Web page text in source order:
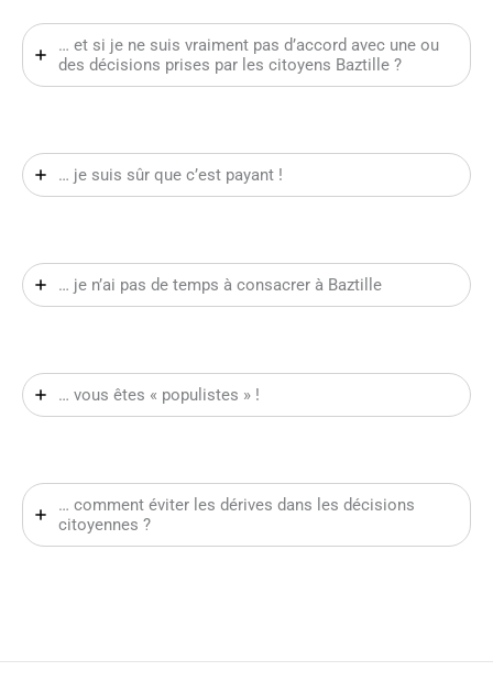
… et si je ne suis vraiment pas d’accord avec une ou
des décisions prises par les citoyens Baztille ?
… je suis sûr que c’est payant !
… je n’ai pas de temps à consacrer à Baztille
… vous êtes « populistes » !
… comment éviter les dérives dans les décisions
citoyennes ?